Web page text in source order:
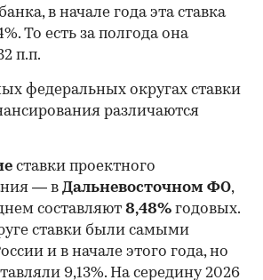
в начале года эта ставка
То есть за полгода она
п.п.
федеральных округах ставки
различаются
ставки проектного
— в Дальневосточном ФО,
составляют 8,48% годовых.
ставки были самыми
и в начале этого года, но
9,13%. На середину 2026